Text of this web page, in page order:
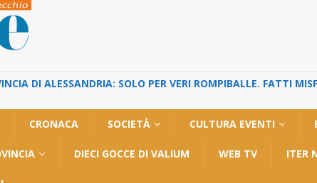
DI ALESSANDRIA: SOLO PER VERI ROMPIBALLE. FATTI
CRONACA SOCIETÀ CULTURA EVENTI
DIECI GOCCE DI VALIUM WEB TV ITER